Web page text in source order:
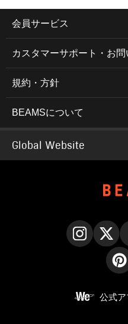
会員サービス
カスタマーサポート・お
規約・方針
BEAMSについて
Global Website
公式ア